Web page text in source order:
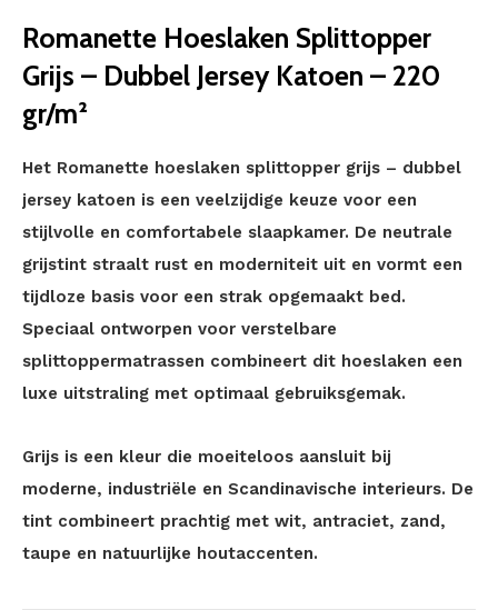
Romanette Hoeslaken Splittopper
Grijs – Dubbel Jersey Katoen – 220
gr/m²
Het Romanette hoeslaken splittopper grijs – dubbel
jersey katoen is een veelzijdige keuze voor een
stijlvolle en comfortabele slaapkamer. De neutrale
grijstint straalt rust en moderniteit uit en vormt een
tijdloze basis voor een strak opgemaakt bed.
Speciaal ontworpen voor verstelbare
splittoppermatrassen combineert dit hoeslaken een
luxe uitstraling met optimaal gebruiksgemak.
Grijs is een kleur die moeiteloos aansluit bij
moderne, industriële en Scandinavische interieurs. De
tint combineert prachtig met wit, antraciet, zand,
taupe en natuurlijke houtaccenten.